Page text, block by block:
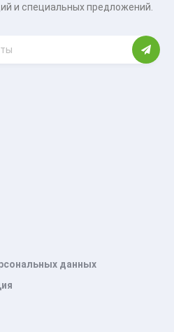
и специальных предложений.
данных